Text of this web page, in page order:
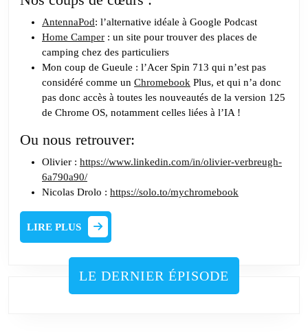
AntennaPod: l’alternative idéale à Google Podcast
Home Camper : un site pour trouver des places de
camping chez des particuliers
Mon coup de Gueule : l’Acer Spin 713 qui n’est pas
considéré comme un Chromebook Plus, et qui n’a donc
pas donc accès à toutes les nouveautés de la version 125
de Chrome OS, notamment celles liées à l’IA !
Ou nous retrouver:
Olivier : https://www.linkedin.com/in/olivier-verbreugh-
6a790a90/
Nicolas Drolo : https://solo.to/mychromebook
LIRE PLUS
PLUS
LE DERNIER ÉPISODE